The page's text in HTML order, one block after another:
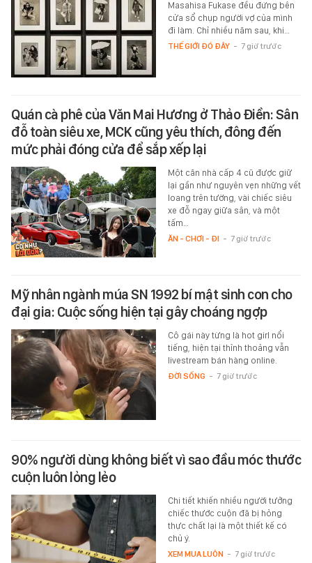
Masahisa Fukase đều đứng bên
cửa sổ chụp người vợ của mình
đi làm. Chỉ nhiều năm sau, khi…
THẾ GIỚI ĐÓ ĐÂY - 7 giờ trước
Quán cà phê của Văn Mai Hương ở Thảo Điền: Sân
đỗ toàn siêu xe, MCK cũng yêu thích, đông đến
mức phải đóng cửa để sắp xếp lại
Một căn nhà cấp 4 cũ được giữ
lại gần như nguyên vẹn những vết
loang trên tường, vài chiếc siêu
xe đỗ ngay giữa sân, và một
tấm…
ĂN - CHƠI - ĐI - 7 giờ trước
Mỹ nhân ngành múa SN 1992 bí mật sinh con cho
đại gia: Cuộc sống hiện tại gây choáng ngợp
Cô gái này từng là hot girl nổi
tiếng, hiện tại thỉnh thoảng vẫn
livestream bán hàng online.
ĐỜI SỐNG - 7 giờ trước
90% người dùng không biết vì sao đầu móc thước
cuộn luôn lỏng lẻo
Chi tiết khiến nhiều người tưởng
chiếc thước cuộn đã bị hỏng
thực chất lại là một thiết kế có
chủ ý.
XEM MUA LUÔN - 7 giờ trước